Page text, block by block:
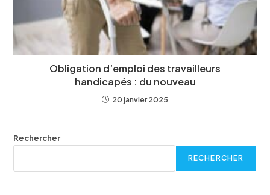
Obligation d’emploi des travailleurs
handicapés : du nouveau
20 janvier 2025
Rechercher
RECHERCHER